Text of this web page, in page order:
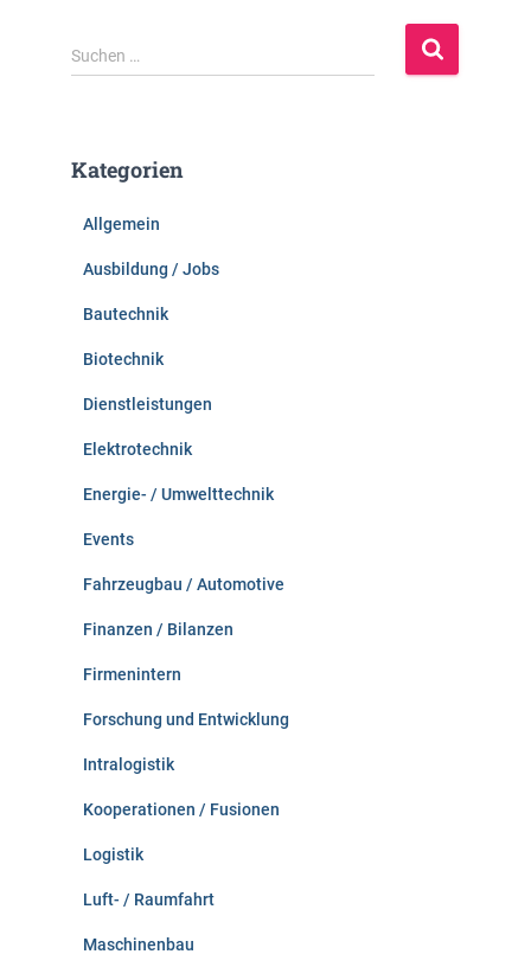
S
u
n
Suchen …
Kategorien
Allgemein
Ausbildung / Jobs
Bautechnik
Biotechnik
Dienstleistungen
Elektrotechnik
Energie- / Umwelttechnik
Events
Fahrzeugbau / Automotive
Finanzen / Bilanzen
Firmenintern
Forschung und Entwicklung
Intralogistik
Kooperationen / Fusionen
Logistik
Luft- / Raumfahrt
Maschinenbau